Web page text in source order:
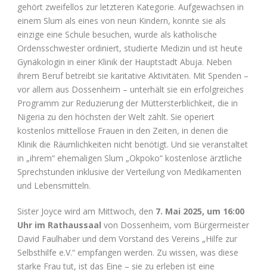
gehört zweifellos zur letzteren Kategorie. Aufgewachsen in
einem Slum als eines von neun Kindern, konnte sie als
einzige eine Schule besuchen, wurde als katholische
Ordensschwester ordiniert, studierte Medizin und ist heute
Gynäkologin in einer Klinik der Hauptstadt Abuja. Neben
ihrem Beruf betreibt sie karitative Aktivitäten. Mit Spenden –
vor allem aus Dossenheim – unterhält sie ein erfolgreiches
Programm zur Reduzierung der Müttersterblichkeit, die in
Nigeria zu den höchsten der Welt zählt. Sie operiert
kostenlos mittellose Frauen in den Zeiten, in denen die
Klinik die Räumlichkeiten nicht benötigt. Und sie veranstaltet
in „ihrem“ ehemaligen Slum „Okpoko“ kostenlose ärztliche
Sprechstunden inklusive der Verteilung von Medikamenten
und Lebensmitteln.
Sister Joyce wird am Mittwoch, den 7. Mai 2025, um 16:00
Uhr im Rathaussaal von Dossenheim, vom Bürgermeister
David Faulhaber und dem Vorstand des Vereins „Hilfe zur
Selbsthilfe e.V.“ empfangen werden. Zu wissen, was diese
starke Frau tut, ist das Eine – sie zu erleben ist eine